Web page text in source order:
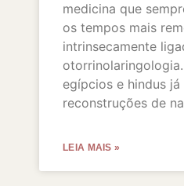
medicina que
os tempos mais
intrinsecamente
egípcios e hindus
reconstruções de
LEIA MAIS »